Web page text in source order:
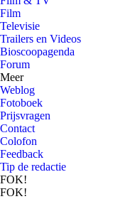
Film
Televisie
Trailers en Videos
Bioscoopagenda
Forum
Meer
Weblog
Fotoboek
Prijsvragen
Contact
Colofon
Feedback
Tip de redactie
FOK!
FOK!